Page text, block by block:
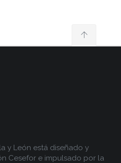
y León está diseñado y
Cesefor e impulsado por la